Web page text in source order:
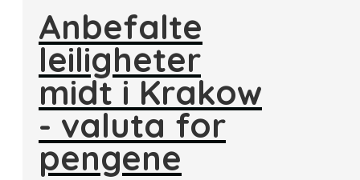
Anbefalte
leiligheter
midt i Krakow
- valuta for
pengene